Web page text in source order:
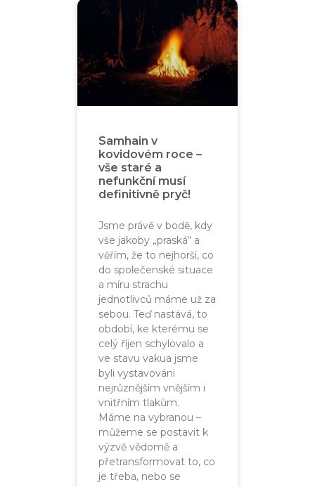
Samhain v
kovidovém roce –
vše staré a
nefunkční musí
definitivně pryč!
Jsme právě v bodě, kdy
vše jakoby „praská“ a
věřím, že to nejhorší, co
do společenské situace
a míru strachu
jednotlivců máme už za
sebou. Teď nastává, to
období, ke kterému se
celý říjen schylovalo a
ve stavu vakua jsme
byli vystavováni
nejrůznějším vnějším i
vnitřním tlakům.
Máme na vybranou –
můžeme se postavit k
výzvě vědomě a
přetransformovat to, co
je třeba, nebo se